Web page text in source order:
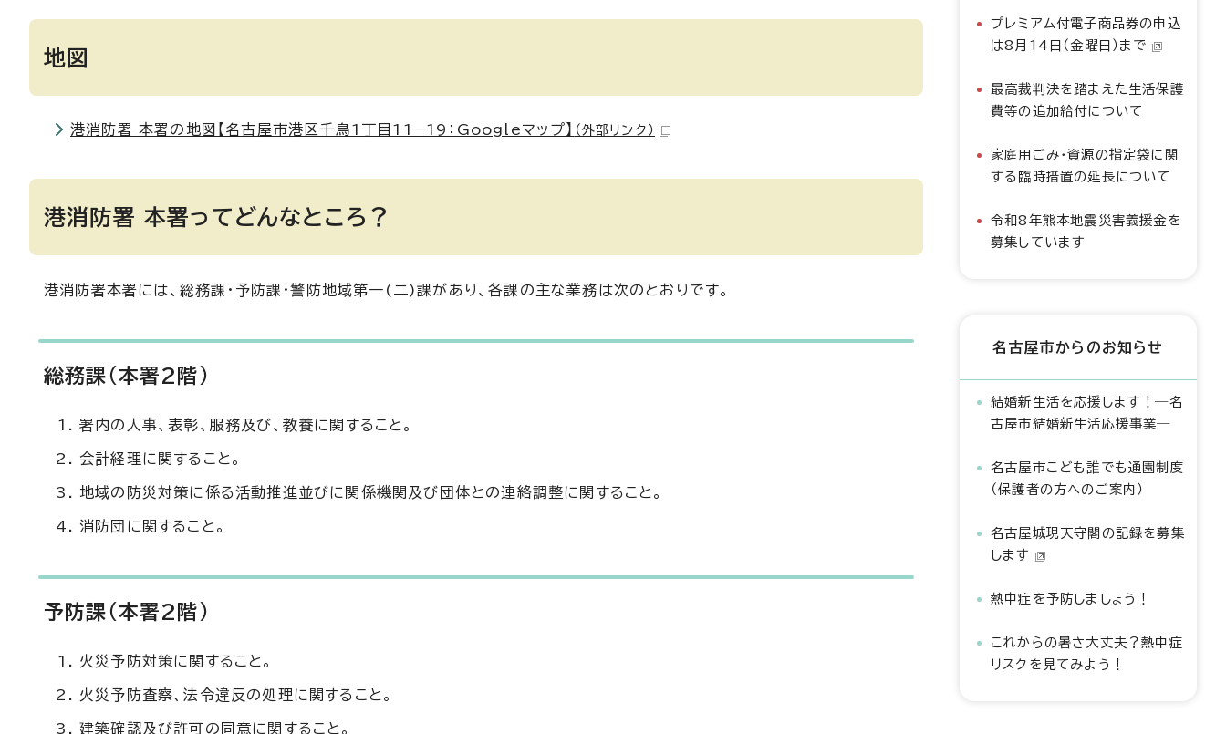
地図
港消防署 本署の地図【名古屋市港区千鳥1丁目11−19：Googleマップ】 （外部リンク）
港消防署 本署ってどんなところ？
港消防署本署には、総務課・予防課・警防地域第一(二)課があり、各課の主な業務は次のとおりです。
総務課（本署2階）
署内の人事、表彰、服務及び、教養に関すること。
会計経理に関すること。
地域の防災対策に係る活動推進並びに関係機関及び団体との連絡調整に関すること。
消防団に関すること。
予防課（本署2階）
火災予防対策に関すること。
火災予防査察、法令違反の処理に関すること。
建築確認及び許可の同意に関すること。
プレミアム付電子商品券の申込
は8月14日（金曜日）まで
最高裁判決を踏まえた生活保護
費等の追加給付について
家庭用ごみ・資源の指定袋に関
する臨時措置の延長について
令和8年熊本地震災害義援金を
募集しています
名古屋市からのお知らせ
結婚新生活を応援します！―名
古屋市結婚新生活応援事業―
名古屋市こども誰でも通園制度
（保護者の方へのご案内）
名古屋城現天守閣の記録を募集
します
熱中症を予防しましょう！
これからの暑さ大丈夫？熱中症
リスクを見てみよう！